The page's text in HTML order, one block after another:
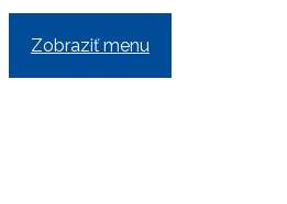
Zobraziť menu